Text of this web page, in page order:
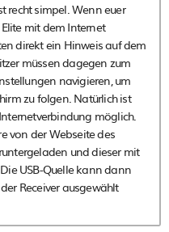
recht simpel. Wenn euer
mit dem Internet
direkt ein Hinweis auf dem
müssen dagegen zum
navigieren, um
zu folgen. Natürlich ist
möglich.
von der Webseite des
und dieser mit
USB-Quelle kann dann
Receiver ausgewählt